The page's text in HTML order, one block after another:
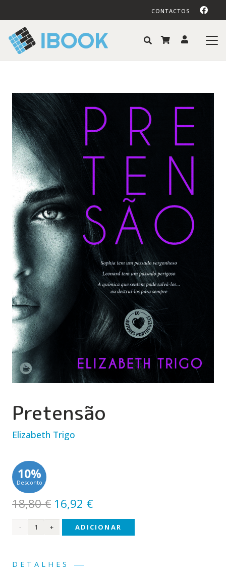
CONTACTOS
Pretensão
Elizabeth Trigo
10%
Desconto
18,80€ O
preço
original
18,80 €.
16,92 €O
preço
atual
Quantidade
ADICIONAR
DETALHES